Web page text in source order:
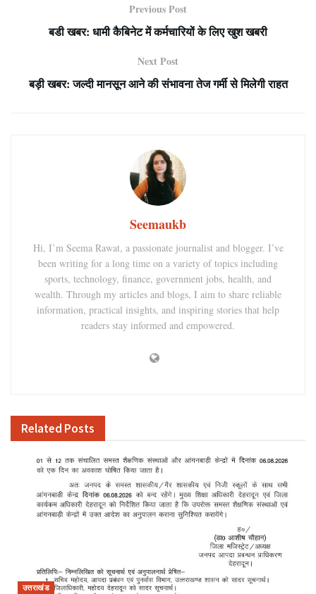
Previous Post
बडी खबर: धामी कैबिनेट में कर्मचारियों के लिए खुश खबरी
Next Post
बड़ी खबर: जल्दी मानसून आने की संभावना तेज गर्मी से मिलेगी राहत
Seemaukb
Hi, I’m Seema Rawat, a passionate journalist and blogger. I’ve
been writing for a long time on a variety of topics including
sports, technology, finance, government jobs, health, and
wealth. Through my articles and blogs, I aim to share reliable
information, practical insights, and inspiring stories that help
readers stay informed and empowered.
Related Posts
उत्तराखंड